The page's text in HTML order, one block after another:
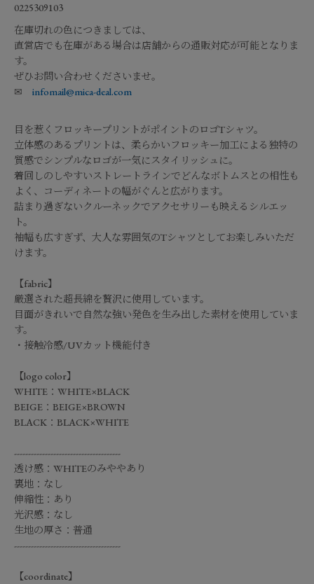
0225309103
在庫切れの色につきましては、
直営店でも在庫がある場合は店舗からの通販対応が可能となりま
す。
ぜひお問い合わせくださいませ。
✉infomail@mica-deal.com
目を惹くフロッキープリントがポイントのロゴTシャツ。
立体感のあるプリントは、柔らかいフロッキー加工による独特の
質感でシンプルなロゴが一気にスタイリッシュに。
着回しのしやすいストレートラインでどんなボトムスとの相性も
よく、コーディネートの幅がぐんと広がります。
詰まり過ぎないクルーネックでアクセサリーも映えるシルエッ
ト。
袖幅も広すぎず、大人な雰囲気のTシャツとしてお楽しみいただ
けます。
【fabric】
厳選された超長綿を贅沢に使用しています。
目面がきれいで自然な強い発色を生み出した素材を使用していま
す。
・接触冷感/UVカット機能付き
【logo color】
WHITE：WHITE×BLACK
BEIGE：BEIGE×BROWN
BLACK：BLACK×WHITE
--------------------------------------
透け感：WHITEのみややあり
裏地：なし
伸縮性：あり
光沢感：なし
生地の厚さ：普通
--------------------------------------
【coordinate】